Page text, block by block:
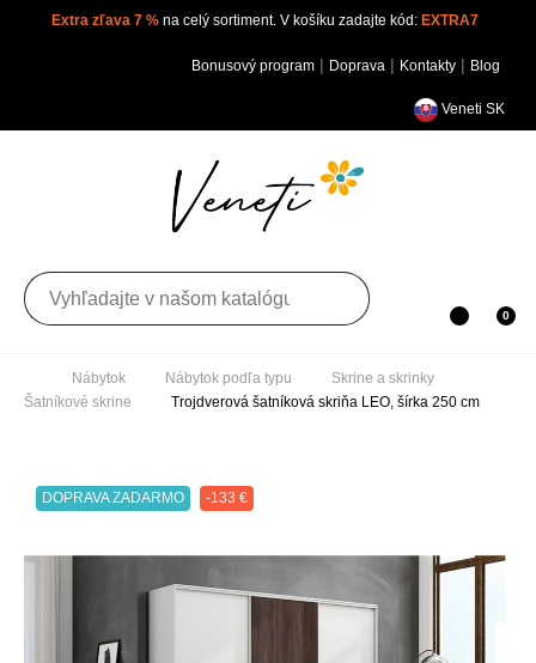
Extra zľava 7 %na celý sortiment. V košíku zadajte kód:
EXTRA7
Bonusový program|Doprava| Kontakty| Blog
Veneti SK
Toggle navigation
250 cm
DOPRAVA ZADARMO -133 €